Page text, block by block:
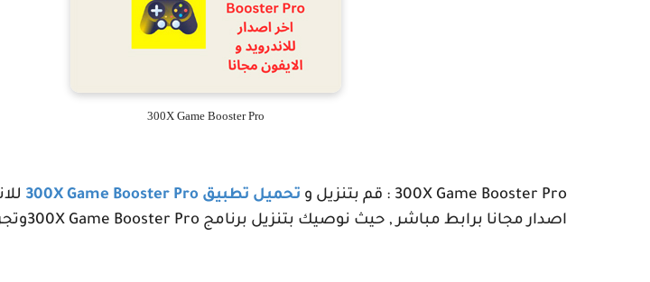
300X Game Booster Pro
300X Game Booster Pro : قم بتنزيل و تحميل تطبيق 300X Game Booster Pro
اصدار مجانا برابط مباشر , حيث نوصيك بتنزيل برنامج 300X Game Booster Pro